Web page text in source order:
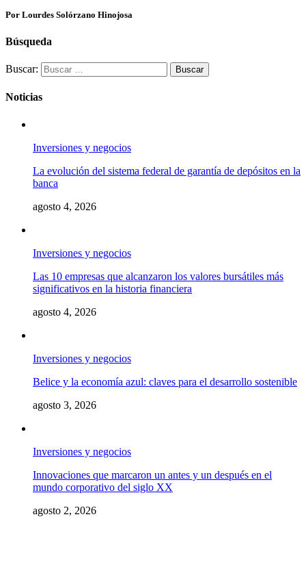
Por Lourdes Solórzano Hinojosa
Búsqueda
Buscar:
Noticias
Inversiones y negocios
La evolución del sistema federal de garantía de depósitos en la
banca
agosto 4, 2026
Inversiones y negocios
Las 10 empresas que alcanzaron los valores bursátiles más
significativos en la historia financiera
agosto 4, 2026
Inversiones y negocios
Belice y la economía azul: claves para el desarrollo sostenible
agosto 3, 2026
Inversiones y negocios
Innovaciones que marcaron un antes y un después en el
mundo corporativo del siglo XX
agosto 2, 2026